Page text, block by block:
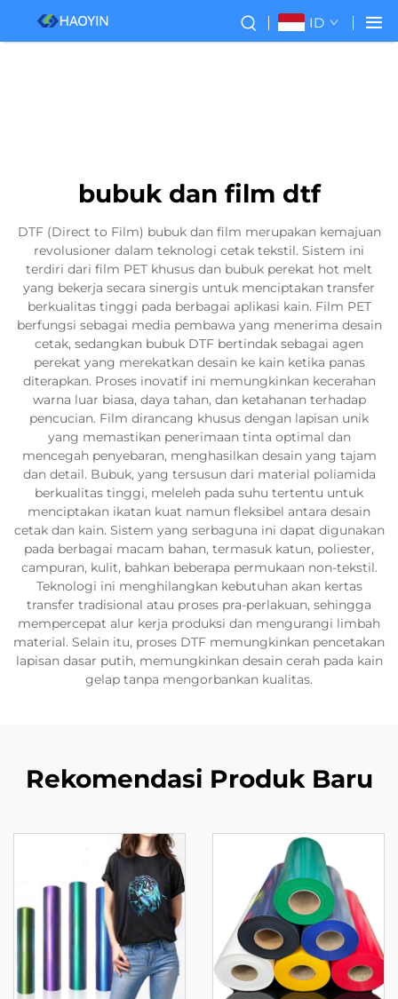
ID
bubuk dan film dtf
DTF (Direct to Film) bubuk dan film merupakan kemajuan
revolusioner dalam teknologi cetak tekstil. Sistem ini
terdiri dari film PET khusus dan bubuk perekat hot melt
yang bekerja secara sinergis untuk menciptakan transfer
berkualitas tinggi pada berbagai aplikasi kain. Film PET
berfungsi sebagai media pembawa yang menerima desain
cetak, sedangkan bubuk DTF bertindak sebagai agen
perekat yang merekatkan desain ke kain ketika panas
diterapkan. Proses inovatif ini memungkinkan kecerahan
warna luar biasa, daya tahan, dan ketahanan terhadap
pencucian. Film dirancang khusus dengan lapisan unik
yang memastikan penerimaan tinta optimal dan
mencegah penyebaran, menghasilkan desain yang tajam
dan detail. Bubuk, yang tersusun dari material poliamida
berkualitas tinggi, meleleh pada suhu tertentu untuk
menciptakan ikatan kuat namun fleksibel antara desain
cetak dan kain. Sistem yang serbaguna ini dapat digunakan
pada berbagai macam bahan, termasuk katun, poliester,
campuran, kulit, bahkan beberapa permukaan non-tekstil.
Teknologi ini menghilangkan kebutuhan akan kertas
transfer tradisional atau proses pra-perlakuan, sehingga
mempercepat alur kerja produksi dan mengurangi limbah
material. Selain itu, proses DTF memungkinkan pencetakan
lapisan dasar putih, memungkinkan desain cerah pada kain
gelap tanpa mengorbankan kualitas.
Rekomendasi Produk Baru